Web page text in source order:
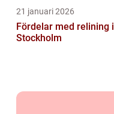
21 januari 2026
Fördelar med relining i
Stockholm